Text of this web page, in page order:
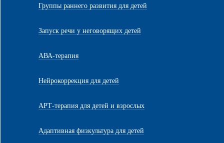
Группы раннего развития для детей
Запуск речи у неговорящих детей
АВА-терапия
Нейрокоррекция для детей
АРТ-терапия для детей и взрослых
Адаптивная физкультура для детей